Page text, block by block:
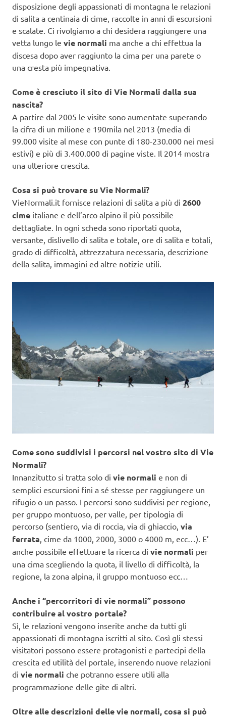
disposizione degli appassionati di montagna le relazioni
di salita a centinaia di cime, raccolte in anni di escursioni
e scalate. Ci rivolgiamo a chi desidera raggiungere una
vetta lungo le vie normali ma anche a chi effettua la
discesa dopo aver raggiunto la cima per una parete o
una cresta più impegnativa.
Come è cresciuto il sito di Vie Normali dalla sua
nascita?
A partire dal 2005 le visite sono aumentate superando
la cifra di un milione e 190mila nel 2013 (media di
99.000 visite al mese con punte di 180-230.000 nei mesi
estivi) e più di 3.400.000 di pagine viste. Il 2014 mostra
una ulteriore crescita.
Cosa si può trovare su Vie Normali?
VieNormali.it fornisce relazioni di salita a più di 2600
cime italiane e dell’arco alpino il più possibile
dettagliate. In ogni scheda sono riportati quota,
versante, dislivello di salita e totale, ore di salita e totali,
grado di difficoltà, attrezzatura necessaria, descrizione
della salita, immagini ed altre notizie utili.
Come sono suddivisi i percorsi nel vostro sito di Vie
Normali?
Innanzitutto si tratta solo di vie normali e non di
semplici escursioni fini a sé stesse per raggiungere un
rifugio o un passo. I percorsi sono suddivisi per regione,
per gruppo montuoso, per valle, per tipologia di
percorso (sentiero, via di roccia, via di ghiaccio, via
ferrata, cime da 1000, 2000, 3000 o 4000 m, ecc…). E’
anche possibile effettuare la ricerca di vie normali per
una cima scegliendo la quota, il livello di difficoltà, la
regione, la zona alpina, il gruppo montuoso ecc…
Anche i “percorritori di vie normali” possono
contribuire al vostro portale?
Sì, le relazioni vengono inserite anche da tutti gli
appassionati di montagna iscritti al sito. Così gli stessi
visitatori possono essere protagonisti e partecipi della
crescita ed utilità del portale, inserendo nuove relazioni
di vie normali che potranno essere utili alla
programmazione delle gite di altri.
Oltre alle descrizioni delle vie normali, cosa si può